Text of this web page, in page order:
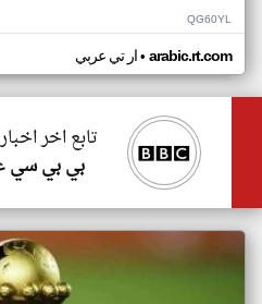
QG60YL
ار تي عربي• arabic.rt.com
تابع اخر
بي بي سي